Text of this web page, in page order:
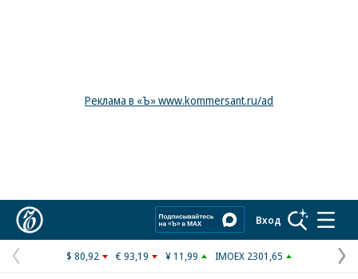
Реклама в «Ъ» www.kommersant.ru/ad
Вход
Предыдущая
$ 80,92 € 93,19 ¥ 11,99 IMOEX 2301,65